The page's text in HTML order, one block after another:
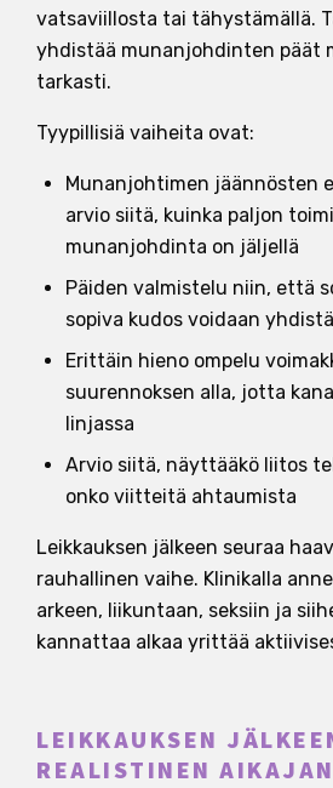
vatsaviillosta tai tähystämällä.
yhdistää munanjohdinten päät
tarkasti.
Tyypillisiä vaiheita ovat:
Munanjohtimen jäännösten
arvio siitä, kuinka paljon
munanjohdinta on jäljellä
Päiden valmistelu niin, että
sopiva kudos voidaan
Erittäin hieno ompelu
suurennoksen alla, jotta
linjassa
Arvio siitä, näyttääkö liitos
onko viitteitä ahtaumista
Leikkauksen jälkeen seuraa
rauhallinen vaihe. Klinikalla
arkeen, liikuntaan, seksiin ja
kannattaa alkaa yrittää
LEIKKAUKSEN
REALISTINEN